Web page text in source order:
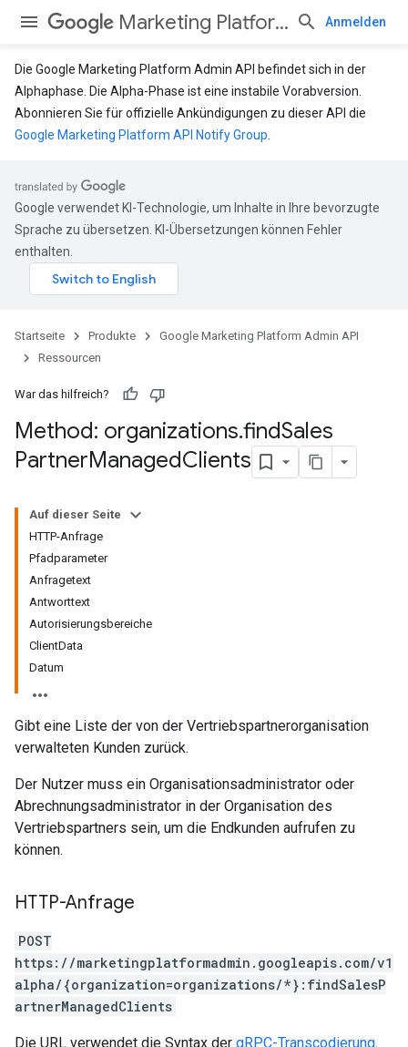
Marketing Platform Admin API Anmelden
Die Google Marketing Platform Admin API befindet sich in der
Alphaphase. Die Alpha-Phase ist eine instabile Vorabversion.
Abonnieren Sie für offizielle Ankündigungen zu dieser API die
Google Marketing Platform API Notify Group
Google verwendet KI-Technologie, um Inhalte in Ihre bevorzugte
Sprache zu übersetzen. KI-Übersetzungen können Fehler
enthalten.
Startseite Produkte
Google Marketing Platform Admin API
Ressourcen
War das hilfreich?
Method: organizations.findSales
PartnerManagedClients
Auf dieser Seite
HTTP-Anfrage
Pfadparameter
Anfragetext
Antworttext
Autorisierungsbereiche
ClientData
Datum
Gibt eine Liste der von der Vertriebspartnerorganisation
verwalteten Kunden zurück.
Der Nutzer muss ein Organisationsadministrator oder
Abrechnungsadministrator in der Organisation des
Vertriebspartners sein, um die Endkunden aufrufen zu
können.
HTTP-Anfrage
POST
https://marketingplatformadmin.googleapis.com/v1
alpha/{organization=organizations/*}:findSalesP
artnerManagedClients
Die URL verwendet die Syntax der gRPC-Transcodierung.